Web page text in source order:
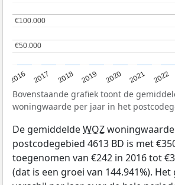
2016 2017 2018 2019 2020 2021 2022
€50.000
€50.000
€100.000
€100.000
Bovenstaande grafiek toont de
woningwaarde per jaar in het
De gemiddeldeWOZ
postcodegebied 4613 BD is met
toegenomen van €242 in 2016 tot
(dat is een groei van 144.941%).